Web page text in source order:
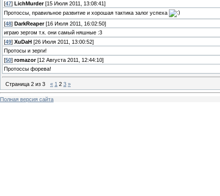
[47] LichMurder[15 Июля 2011, 13:08:41]
Протоссы, правильное развитие и хорошая тактика залог успеха
[48] DarkReaper[16 Июля 2011, 16:02:50]
играю зергом т.к. они самый няшные :3
[49] XuDaH [26 Июля 2011, 13:00:52]
Протосы и зерги!
[50] romazor[12 Августа 2011, 12:44:10]
Протоссы форева!
Страница 2 из 3 « 1 2 3 »
Полная версия сайта